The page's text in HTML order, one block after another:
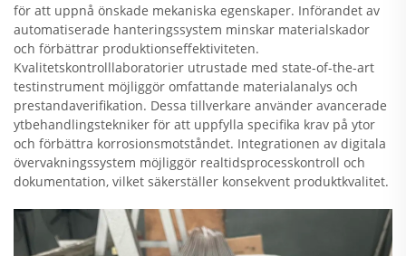
för att uppnå önskade mekaniska egenskaper. Införandet av
automatiserade hanteringssystem minskar materialskador
och förbättrar produktionseffektiviteten.
Kvalitetskontrolllaboratorier utrustade med state-of-the-art
testinstrument möjliggör omfattande materialanalys och
prestandaverifikation. Dessa tillverkare använder avancerade
ytbehandlingstekniker för att uppfylla specifika krav på ytor
och förbättra korrosionsmotståndet. Integrationen av digitala
övervakningssystem möjliggör realtidsprocesskontroll och
dokumentation, vilket säkerställer konsekvent produktkvalitet.